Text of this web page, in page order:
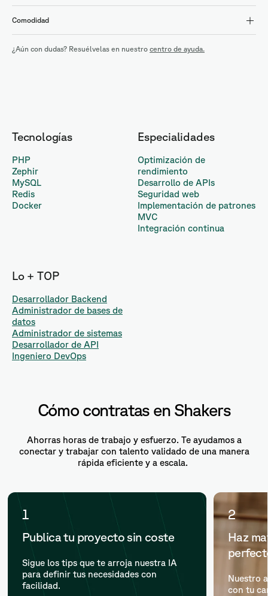
Comodidad
¿Aún con dudas? Resuélvelas en nuestro centro de ayuda.
Tecnologías
PHP
Zephir
MySQL
Redis
Docker
Especialidades
Optimización de
rendimiento
Desarrollo de APIs
Seguridad web
Implementación de patrones
MVC
Integración continua
Lo + TOP
Desarrollador Backend
Administrador de bases de
datos
Administrador de sistemas
Desarrollador de API
Ingeniero DevOps
Cómo contratas en Shakers
Ahorras horas de trabajo y esfuerzo. Te ayudamos a
conectar y trabajar con talento validado de una manera
rápida eficiente y a escala.
1
Publica tu proyecto sin coste
Sigue los tips que te arroja nuestra IA
para definir tus necesidades con
facilidad.
2
Haz
Nuestro
con tu